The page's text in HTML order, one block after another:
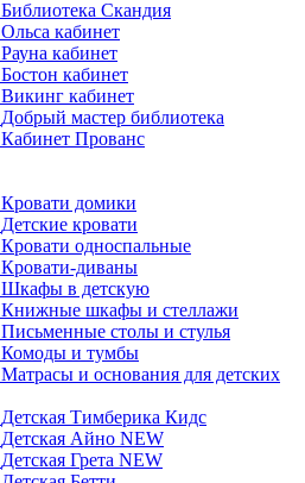
Библиотека Скандия
Ольса кабинет
Рауна кабинет
Бостон кабинет
Викинг кабинет
Добрый мастер библиотека
Кабинет Прованс
Кровати домики
Детские кровати
Кровати односпальные
Кровати-диваны
Шкафы в детскую
Книжные шкафы и стеллажи
Письменные столы и стулья
Комоды и тумбы
Матрасы и основания для детских
Детская Тимберика Кидс
Детская Айно NEW
Детская Грета NEW